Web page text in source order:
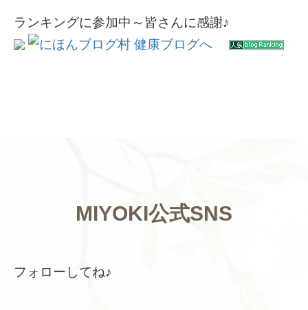
ランキングに参加中～皆さんに感謝♪
MIYOKI公式SNS
フォローしてね♪